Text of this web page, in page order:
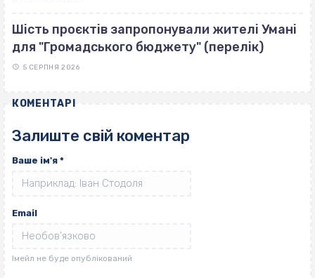
Шість проєктів запропонували жителі Умані
для "Громадського бюджету" (перелік)
5 СЕРПНЯ 2026
КОМЕНТАРІ
Залиште свій коментар
Ваше ім'я *
Email